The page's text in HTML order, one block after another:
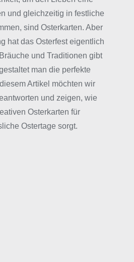
und gleichzeitig in festliche
sind Osterkarten. Aber
hat das Osterfest eigentlich
und Traditionen gibt
man die perfekte
Artikel möchten wir
und zeigen, wie
Osterkarten für
Ostertage sorgt.